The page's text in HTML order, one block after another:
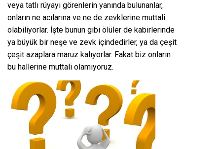
veya tatlı rüyayı görenlerin yanında bulunanlar,
onların ne acılarına ve ne de zevklerine muttali
olabiliyorlar. İşte bunun gibi ölüler de kabirlerinde
ya büyük bir neşe ve zevk içindedirler, ya da çeşit
çeşit azaplara maruz kalıyorlar. Fakat biz onların
bu hallerine muttali olamıyoruz.